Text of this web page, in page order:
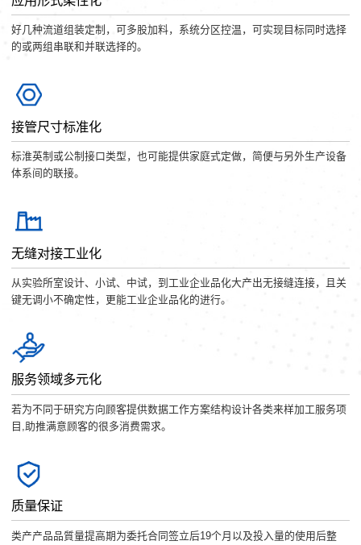
好几种流道组装定制，可多股加料，系统分区控温，可实现目标同时选择
的或两组串联和并联选择的。
接管尺寸标准化
标淮英制或公制接口类型，也可能提供家庭式定做，简便与另外生产设备
体系间的联接。
无缝对接工业化
从实验所室设计、小试、中试，到工业企业品化大产出无接缝连接，且关
键无调小不确定性，更能工业企业品化的进行。
服务领域多元化
若为不同于研究方向顾客提供数据工作方案结构设计各类来样加工服务项
目,助推满意顾客的很多消费需求。
质量保证
类产产品品質量提高期为委托合同签立后19个月以及投入量的使用后整